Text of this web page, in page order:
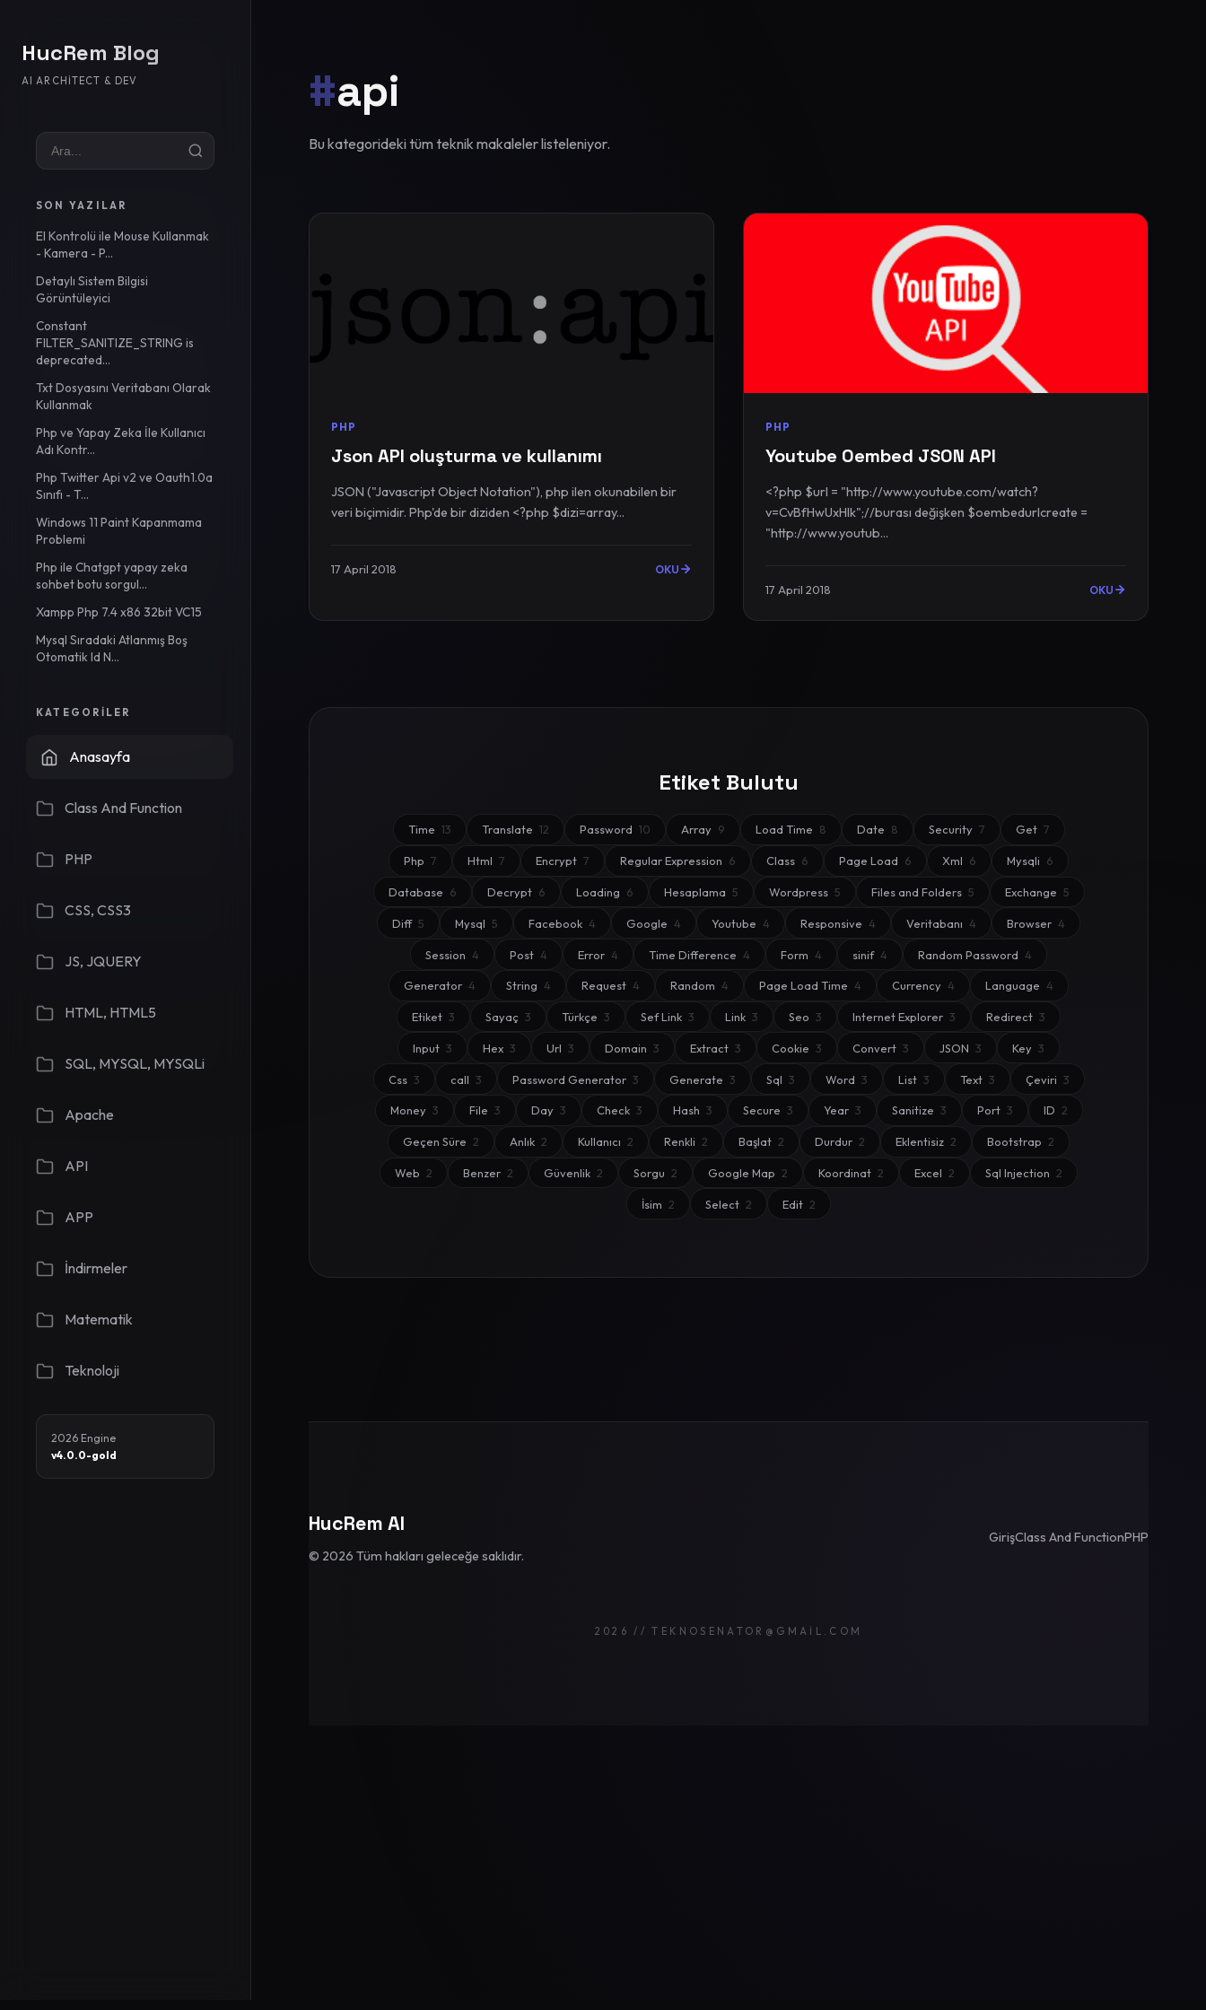
HucRem Blog
AI ARCHITECT & DEV
SON YAZILAR
El Kontrolü ile Mouse Kullanmak
- Kamera - P...
Detaylı Sistem Bilgisi
Görüntüleyici
Constant
FILTER_SANITIZE_STRING is
deprecated...
Txt Dosyasını Veritabanı Olarak
Kullanmak
Php ve Yapay Zeka İle Kullanıcı
Adı Kontr...
Php Twitter Api v2 ve Oauth1.0a
Sınıfı - T...
Windows 11 Paint Kapanmama
Problemi
Php ile Chatgpt yapay zeka
sohbet botu sorgul...
Xampp Php 7.4 x86 32bit VC15
Mysql Sıradaki Atlanmış Boş
Otomatik Id N...
KATEGORILER
Anasayfa
Class And Function
PHP
CSS, CSS3
JS, JQUERY
HTML, HTML5
SQL, MYSQL, MYSQLi
Apache
API
APP
İndirmeler
Matematik
Teknoloji
2026 Engine
v4.0.0-gold
#api
Bu kategorideki tüm teknik makaleler listeleniyor.
PHP
Json API oluşturma ve kullanımı
JSON ("Javascript Object Notation"), php ilen okunabilen bir
veri biçimidir. Php'de bir diziden <?php $dizi=array...
17 April 2018 OKU
PHP
Youtube Oembed JSON API
<?php $url = "http://www.youtube.com/watch?
v=CvBfHwUxHIk";//burası değişken $oembedurlcreate =
"http://www.youtub...
17 April 2018 OKU
Etiket Bulutu
Time 13 Translate 12 Password 10 Array 9 Load Time 8 Date 8 Security 7 Get 7
Php 7 Html 7 Encrypt 7 Regular Expression 6 Class 6 Page Load 6 Xml 6 Mysqli 6
Database 6 Decrypt 6 Loading 6 Hesaplama 5 Wordpress 5 Files and Folders 5 Exchange 5
Diff 5 Mysql 5 Facebook 4 Google 4 Youtube 4 Responsive 4 Veritabanı 4 Browser 4
Session 4 Post 4 Error 4 Time Difference 4 Form 4 sinif 4 Random Password 4
Generator 4 String 4 Request 4 Random 4 Page Load Time 4 Currency 4 Language 4
Etiket 3 Sayaç 3 Türkçe 3 Sef Link 3 Link 3 Seo 3 Internet Explorer 3 Redirect 3
Input 3 Hex 3 Url 3 Domain 3 Extract 3 Cookie 3 Convert 3 JSON 3 Key 3
Css 3 call 3 Password Generator 3 Generate 3 Sql 3 Word 3 List 3 Text 3 Çeviri 3
Money 3 File 3 Day 3 Check 3 Hash 3 Secure 3 Year 3 Sanitize 3 Port 3 ID 2
Geçen Süre 2 Anlık 2 Kullanıcı 2 Renkli 2 Başlat 2 Durdur 2 Eklentisiz 2 Bootstrap 2
Web 2 Benzer 2 Güvenlik 2 Sorgu 2 Google Map 2 Koordinat 2 Excel 2 Sql Injection 2
İsim 2 Select 2 Edit 2
HucRem AI
© 2026 Tüm hakları geleceğe saklıdır.
GirişClass And FunctionPHP
2026 // TEKNOSENATOR@GMAIL.COM